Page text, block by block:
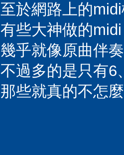
至於網路上的
有些大神做的
幾乎就像原曲伴
不過多的是只有6
那些就真的不怎